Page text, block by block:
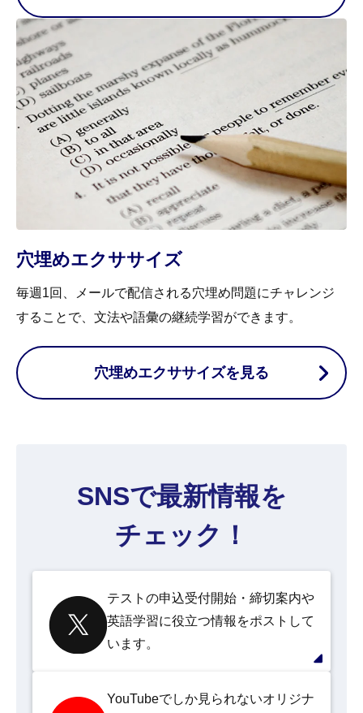
穴埋めエクササイズ
毎週1回、メールで配信される穴埋め問題にチャレンジ
することで、文法や語彙の継続学習ができます。
穴埋めエクササイズを見る
SNSで最新情報を
チェック！
テストの申込受付開始・締切案内や
英語学習に役立つ情報をポストして
います。
YouTubeでしか見られないオリジナ